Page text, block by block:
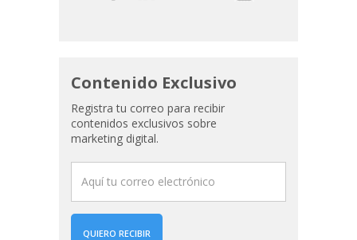
Contenido Exclusivo
Registra tu correo para recibir
contenidos exclusivos sobre
marketing digital.
QUIERO RECIBIR